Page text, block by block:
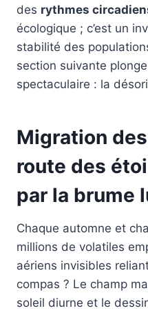
des rythmes
écologique ; c’est un
stabilité des
section suivante
spectaculaire : la
Migration
route des
par la brume
Chaque automne et
millions de volatiles
aériens invisibles
compas ? Le champ
soleil diurne et le